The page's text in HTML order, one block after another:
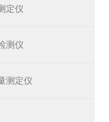
定仪
测仪
测定仪